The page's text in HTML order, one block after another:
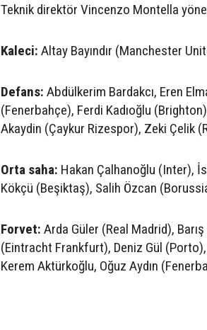
Teknik direktör Vincenzo Montella
Kaleci: Altay Bayındır (Manchester
Defans: Abdülkerim Bardakcı, Eren
(Fenerbahçe), Ferdi Kadıoğlu
Akaydin (Çaykur Rizespor), Zeki Çelik
Orta saha: Hakan Çalhanoğlu (Inter),
Kökçü (Beşiktaş), Salih Özcan
Forvet: Arda Güler (Real Madrid),
(Eintracht Frankfurt), Deniz Gül
Kerem Aktürkoğlu, Oğuz Aydın